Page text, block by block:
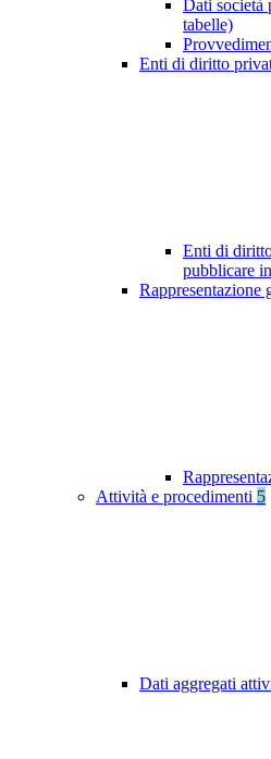
Dati società
tabelle)
Enti di diritto
Enti di
pubblicare
Rappresentazione
Attività e procedimenti 5
Dati aggregati